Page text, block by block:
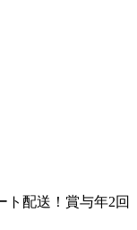
ト配送！賞与年2回